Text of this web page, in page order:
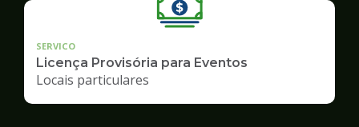
SERVICO
Licença Provisória para Eventos
Locais particulares